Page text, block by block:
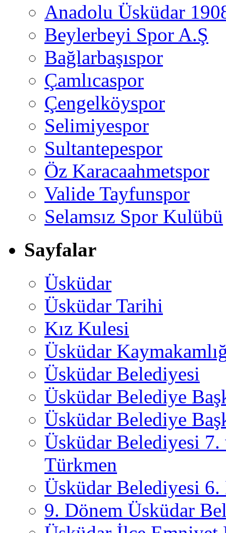
Anadolu Üsküdar
Beylerbeyi Spor A.Ş
Bağlarbaşıspor
Çamlıcaspor
Çengelköyspor
Selimiyespor
Sultantepespor
Öz Karacaahmetspor
Valide Tayfunspor
Selamsız Spor Kulübü
Sayfalar
Üsküdar
Üsküdar Tarihi
Kız Kulesi
Üsküdar
Üsküdar Belediyesi
Üsküdar Belediye
Üsküdar Belediye
Üsküdar Belediyesi
Türkmen
Üsküdar Belediyesi 6.
9. Dönem Üsküdar